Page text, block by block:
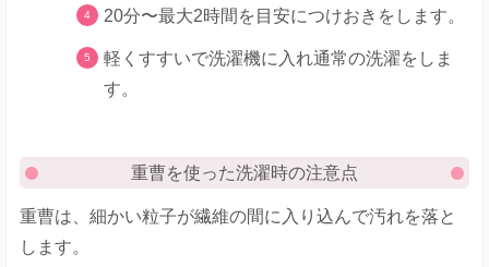
20分〜最大2時間を目安につけおきをします。
軽くすすいで洗濯機に入れ通常の洗濯をしま
す。
重曹を使った洗濯時の注意点
重曹は、細かい粒子が繊維の間に入り込んで汚れを落と
します。